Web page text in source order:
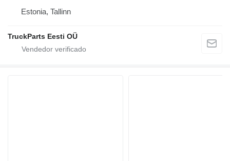
Estonia, Tallinn
TruckParts Eesti OÜ